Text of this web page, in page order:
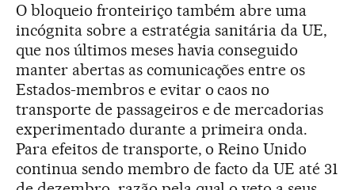
O bloqueio fronteiriço também abre uma
incógnita sobre a estratégia sanitária da UE,
que nos últimos meses havia conseguido
manter abertas as comunicações entre os
Estados-membros e evitar o caos no
transporte de passageiros e de mercadorias
experimentado durante a primeira onda.
Para efeitos de transporte, o Reino Unido
continua sendo membro de facto da UE até 31